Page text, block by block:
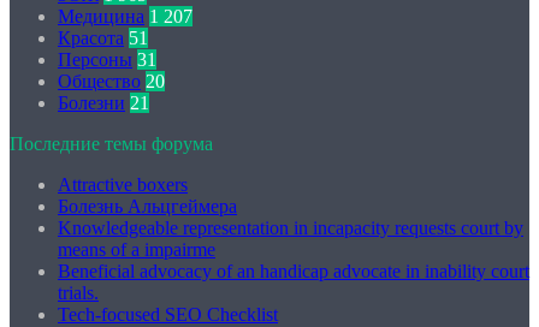
Медицина 1 207
Красота 51
Персоны 31
Общество 20
Болезни 21
Последние темы форума
Attractive boxers
Болезнь Альцгеймера
Knowledgeable representation in incapacity requests court by
means of a impairme
Beneficial advocacy of an handicap advocate in inability court
trials.
Tech-focused SEO Checklist